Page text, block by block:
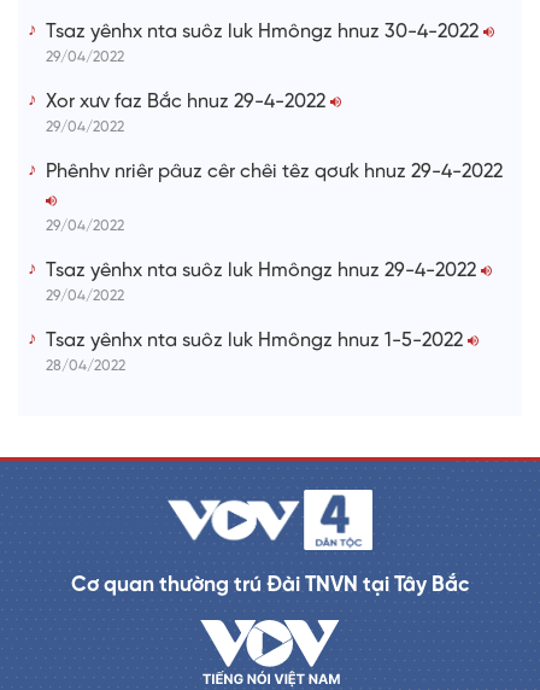
Tsaz yênhx nta suôz luk Hmôngz hnuz 30-4-2022
29/04/2022
Xor xưv faz Bắc hnuz 29-4-2022
29/04/2022
Phênhv nriêr pâuz cêr chêi têz qơưk hnuz 29-4-2022
29/04/2022
Tsaz yênhx nta suôz luk Hmôngz hnuz 29-4-2022
29/04/2022
Tsaz yênhx nta suôz luk Hmôngz hnuz 1-5-2022
28/04/2022
Cơ quan thường trú Đài TNVN tại Tây Bắc